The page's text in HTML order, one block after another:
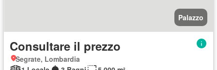
Palazzo
Consultare il prezzo
Segrate, Lombardia